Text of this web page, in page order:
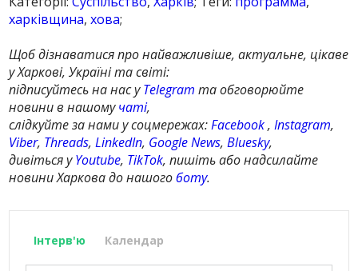
харківщина,хова;
Щоб дізнаватися про найважливіше, актуальне, цікаве
у Харкові, Україні та світі:
підписуйтесь на нас уTelegram та обговорюйте
новини в нашомучаті,
слідкуйте за нами у соцмережах:Facebook,Instagram,
Viber, Threads,LinkedIn, Google News,Bluesky,
дивіться уYoutube, TikTok, пишіть або надсилайте
новини Харкова до нашогоботу.
Інтерв'ю Календар